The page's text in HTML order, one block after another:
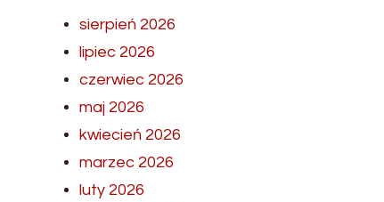
sierpień 2026
lipiec 2026
czerwiec 2026
maj 2026
kwiecień 2026
marzec 2026
luty 2026